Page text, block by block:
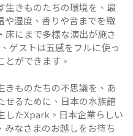
生きものたちの環境を、最
や湿度、香りや音までを緻
床にまで多様な演出が施さ
ゲストは五感をフルに使っ
とができます。
きものたちの不思議を、あ
せるために、日本の水族館
したXpark。日本企業らしい
なさまのお越しをお待ち